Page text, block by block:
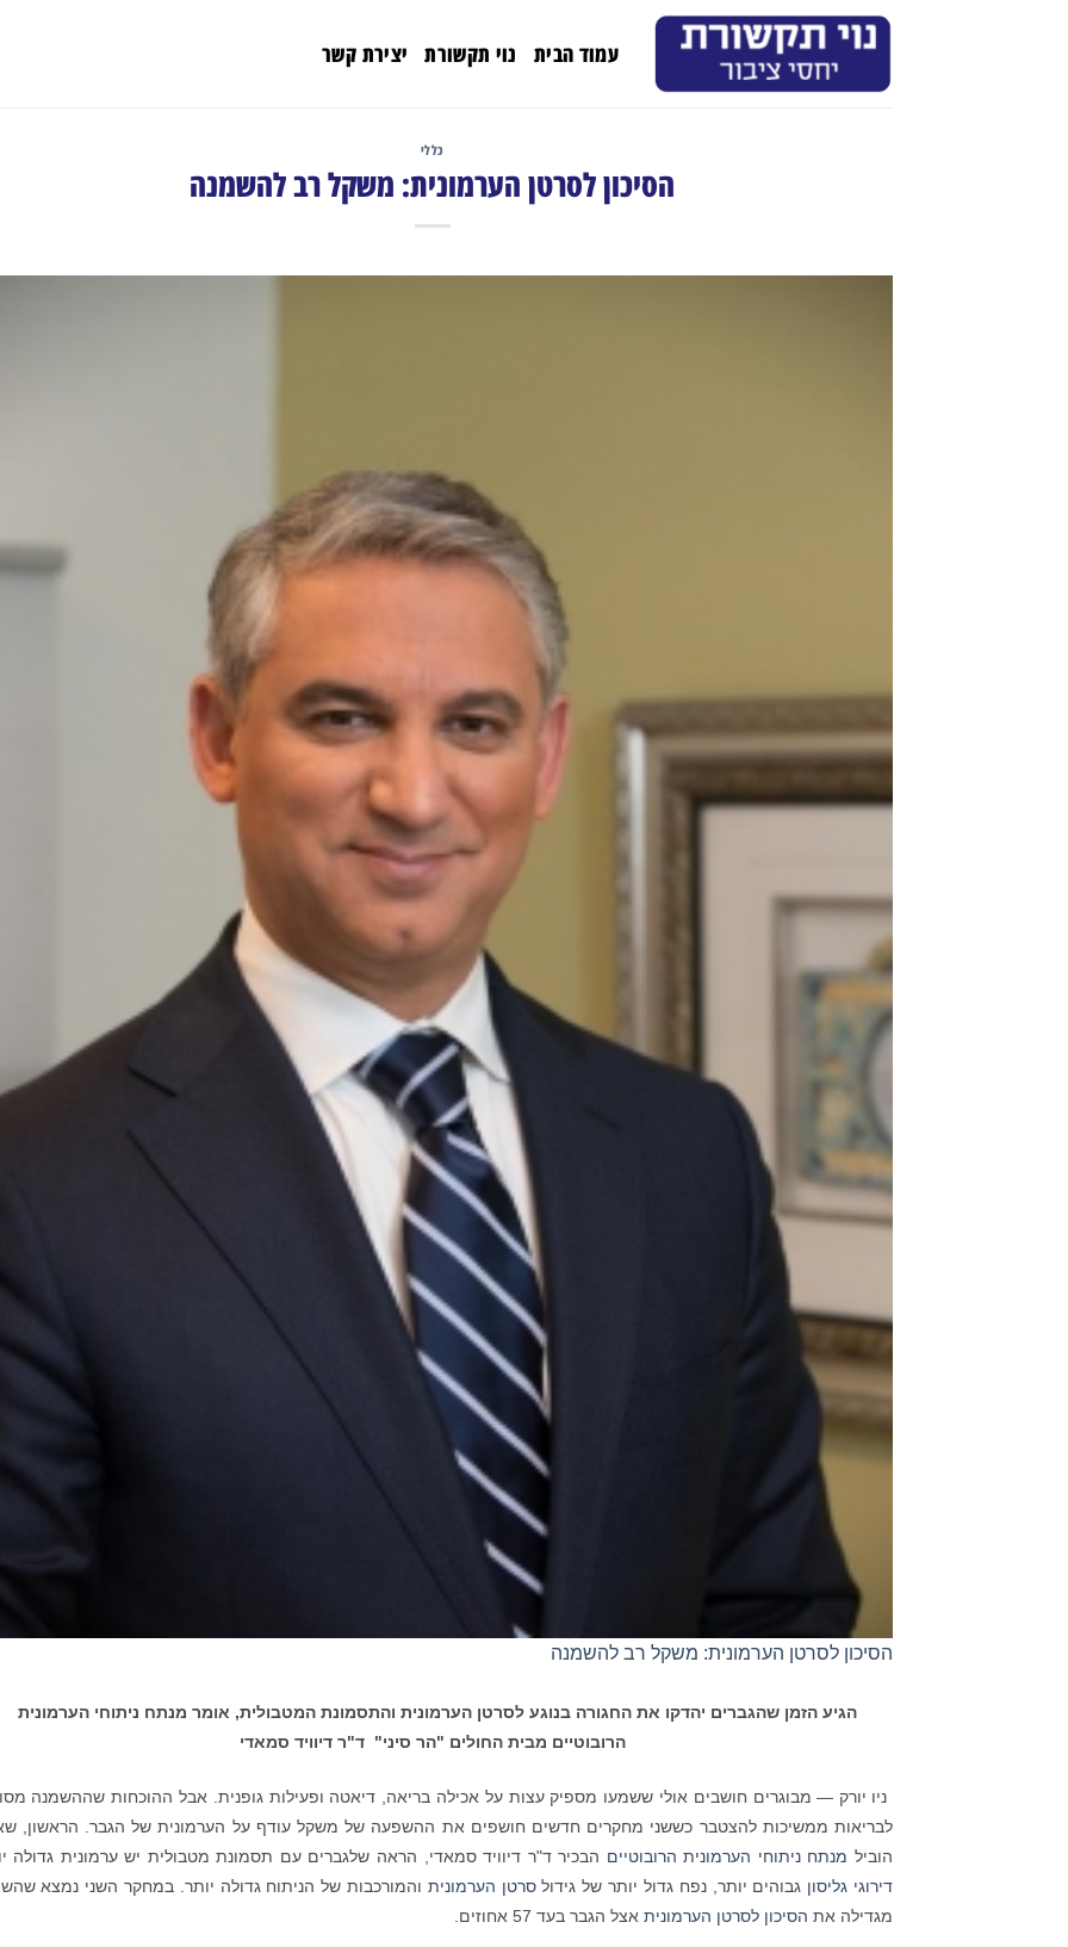
עמוד הבית נוי תקשורת יצירת קשר
כללי
הסיכון לסרטן הערמונית: משקל רב להשמנה
הסיכון לסרטן הערמונית: משקל רב להשמנה
הגיע הזמן שהגברים יהדקו את החגורה בנוגע לסרטן הערמונית והתסמונת המטבולית, אומר מנתח ניתוחי הערמונית
הרובוטיים מבית החולים "הר סיני" ד"ר דיוויד סמאדי
ניו יורק — מבוגרים חושבים אולי ששמעו מספיק עצות על אכילה בריאה, דיאטה ופעילות גופנית. אבל ההוכחות שההשמנה
לבריאות ממשיכות להצטבר כששני מחקרים חדשים חושפים את ההשפעה של משקל עודף על הערמונית של הגבר. הראשון,
הוביל מנתח ניתוחי הערמונית הרובוטיים הבכיר ד"ר דיוויד סמאדי, הראה שלגברים עם תסמונת מטבולית יש ערמונית גדולה
דירוגי גליסון גבוהים יותר, נפח גדול יותר של גידולסרטן הערמונית והמורכבות של הניתוח גדולה יותר. במחקר השני נמצא
מגדילה את הסיכון לסרטן הערמונית אצל הגבר בעד 57 אחוזים.